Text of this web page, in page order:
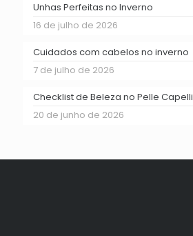
Unhas Perfeitas no Inverno
16 de julho de 2026
Cuidados com cabelos no inverno
7 de julho de 2026
Checklist de Beleza no Pelle Capelli
20 de junho de 2026